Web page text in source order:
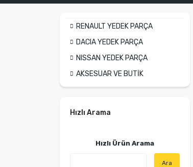
RENAULT YEDEK PARÇA
DACIA YEDEK PARÇA
NISSAN YEDEK PARÇA
AKSESUAR VE BUTİK
Hızlı Arama
Hızlı Ürün Arama
Ara